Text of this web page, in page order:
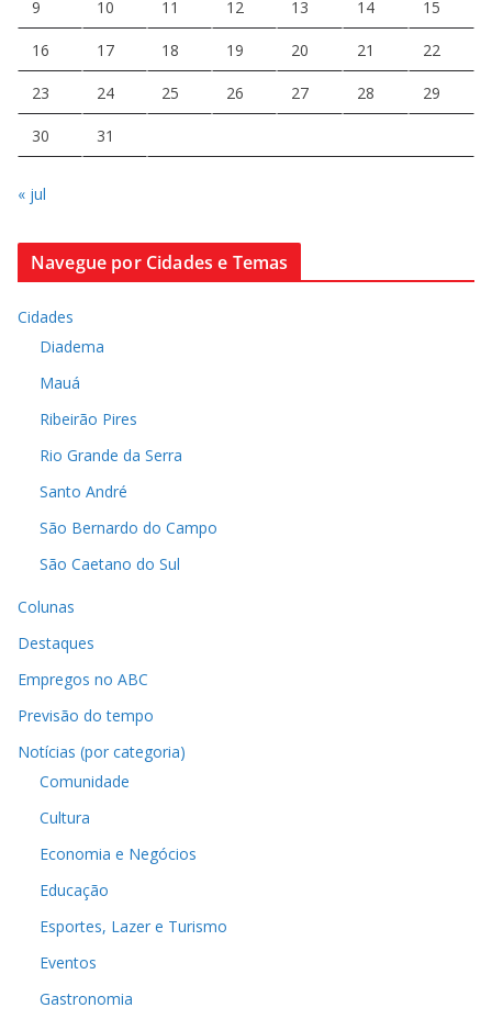
9 10 11 12 13 14 15
16 17 18 19 20 21 22
23 24 25 26 27 28 29
30 31
« jul
Navegue por Cidades e Temas
Cidades
Diadema
Mauá
Ribeirão Pires
Rio Grande da Serra
Santo André
São Bernardo do Campo
São Caetano do Sul
Colunas
Destaques
Empregos no ABC
Previsão do tempo
Notícias (por categoria)
Comunidade
Cultura
Economia e Negócios
Educação
Esportes, Lazer e Turismo
Eventos
Gastronomia